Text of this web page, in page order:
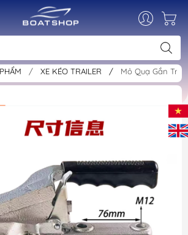
/ XE KÉO TRAILER / Mỏ Quạ Gắn